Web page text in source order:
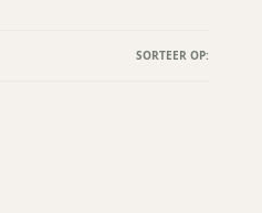
SORTEER OP: